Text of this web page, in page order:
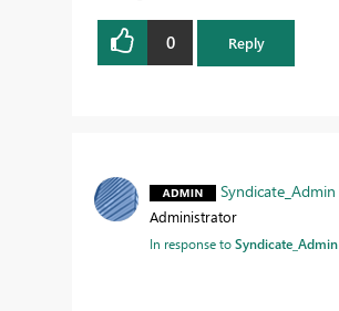
0 Reply
Syndicate_Admin
Administrator
In response toSyndicate_Admin